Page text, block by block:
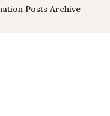
Posts Archive